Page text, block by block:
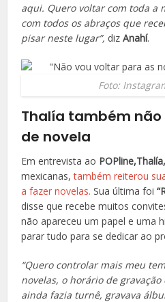
aqui. Quero voltar com toda a
com todos os abraços que
pisar neste lugar”, dizAnahí.
Foto:
Thalía também
de novela
Em entrevista ao POPline,Thalía,
mexicanas,também reiterou
a fazer novelas. Sua última foi
disse que recebe muitos
não apareceu um papel e uma
parar tudo para se dedicar ao
“Quero controlar mais meu
novelas, o horário de
ainda fazia turnê, gravava